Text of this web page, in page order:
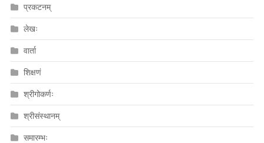
प्रकटनम्
लेखः
वार्ता
शिक्षणं
श्रीगोकर्णः
श्रीसंस्थानम्
समारम्भः